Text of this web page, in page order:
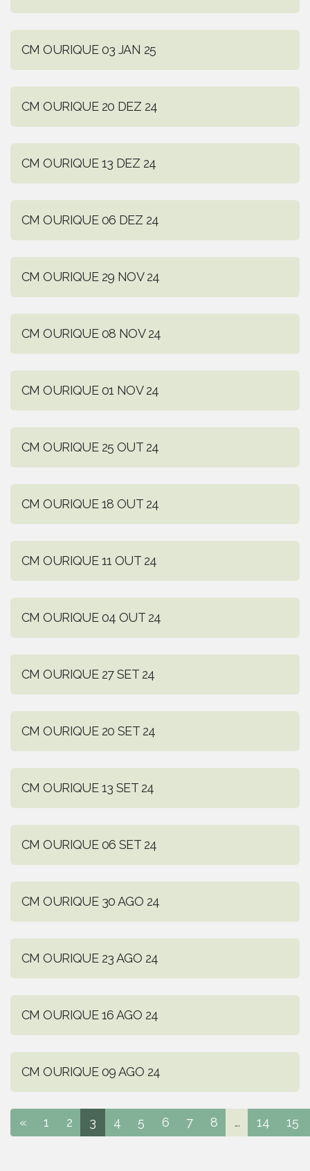
CM OURIQUE 03 JAN 25
CM OURIQUE 20 DEZ 24
CM OURIQUE 13 DEZ 24
CM OURIQUE 06 DEZ 24
CM OURIQUE 29 NOV 24
CM OURIQUE 08 NOV 24
CM OURIQUE 01 NOV 24
CM OURIQUE 25 OUT 24
CM OURIQUE 18 OUT 24
CM OURIQUE 11 OUT 24
CM OURIQUE 04 OUT 24
CM OURIQUE 27 SET 24
CM OURIQUE 20 SET 24
CM OURIQUE 13 SET 24
CM OURIQUE 06 SET 24
CM OURIQUE 30 AGO 24
CM OURIQUE 23 AGO 24
CM OURIQUE 16 AGO 24
CM OURIQUE 09 AGO 24
« 1 2 3 4 5 6 7 8 ... 14 15